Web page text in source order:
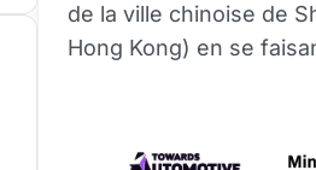
de la ville chinoise de
Hong Kong) en se